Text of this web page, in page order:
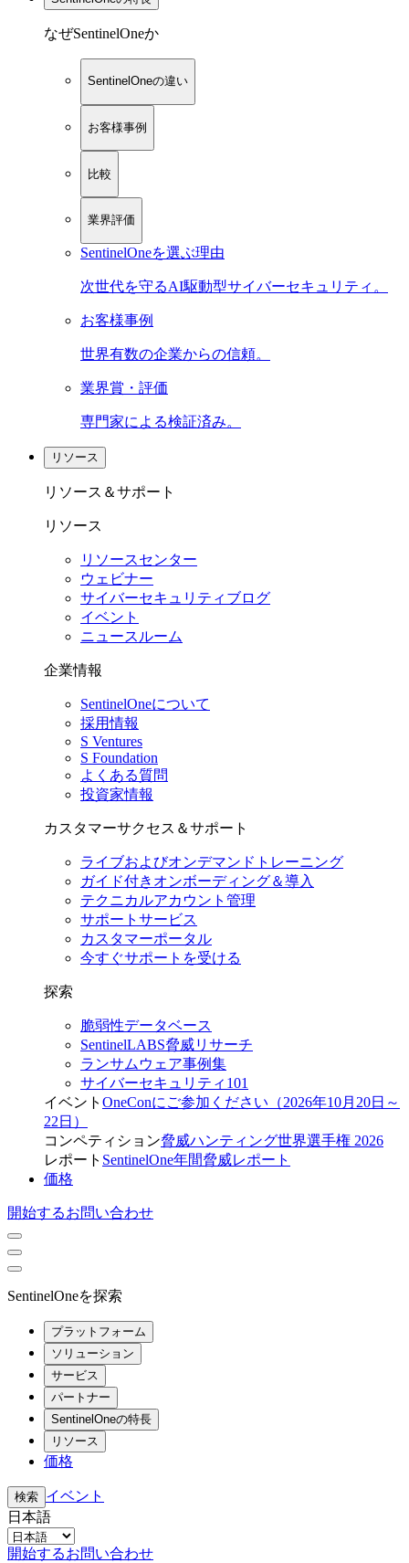
なぜSentinelOneか
SentinelOneの違い
お客様事例
比較
業界評価
SentinelOneを選ぶ理由
次世代を守るAI駆動型サイバーセキュリティ。
お客様事例
世界有数の企業からの信頼。
業界賞・評価
専門家による検証済み。
リソース
リソース＆サポート
リソース
リソースセンター
ウェビナー
サイバーセキュリティブログ
イベント
ニュースルーム
企業情報
SentinelOneについて
採用情報
S Ventures
S Foundation
よくある質問
投資家情報
カスタマーサクセス＆サポート
ライブおよびオンデマンドトレーニング
ガイド付きオンボーディング＆導入
テクニカルアカウント管理
サポートサービス
カスタマーポータル
今すぐサポートを受ける
探索
脆弱性データベース
SentinelLABS脅威リサーチ
ランサムウェア事例集
サイバーセキュリティ101
イベント OneConにご参加ください（2026年10月20日～
22日）
コンペティション脅威ハンティング世界選手権 2026
レポート SentinelOne年間脅威レポート
価格
開始するお問い合わせ
SentinelOneを探索
プラットフォーム
ソリューション
サービス
パートナー
SentinelOneの特長
リソース
価格
検索 イベント
日本語
開始するお問い合わせ